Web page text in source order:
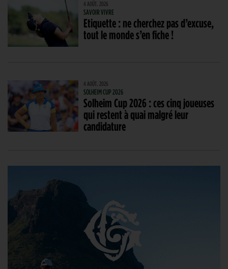
4 AOÛT. 2026
SAVOIR VIVRE
Etiquette : ne cherchez pas d’excuse,
tout le monde s’en fiche !
4 AOÛT. 2026
SOLHEIM CUP 2026
Solheim Cup 2026 : ces cinq joueuses
qui restent à quai malgré leur
candidature